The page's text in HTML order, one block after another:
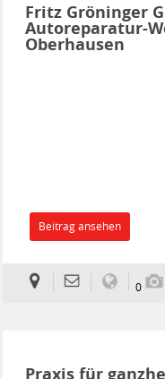
Fritz Gröninger
Autoreparatur-
Oberhausen
Beitrag ansehen
0
Praxis für